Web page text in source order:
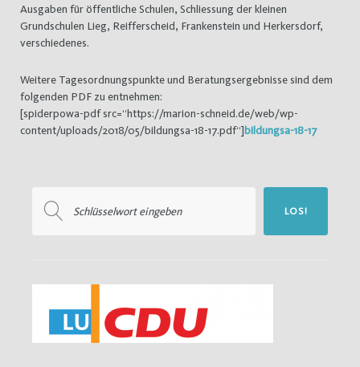
Ausgaben für öffentliche Schulen, Schliessung der kleinen
Grundschulen Lieg, Reifferscheid, Frankenstein und Herkersdorf,
verschiedenes.
Weitere Tagesordnungspunkte und Beratungsergebnisse sind dem
folgenden PDF zu entnehmen:
[spiderpowa-pdf src=“https://marion-schneid.de/web/wp-
content/uploads/2018/05/bildungsa-18-17.pdf“]bildungsa-18-17
nach:
LOS!